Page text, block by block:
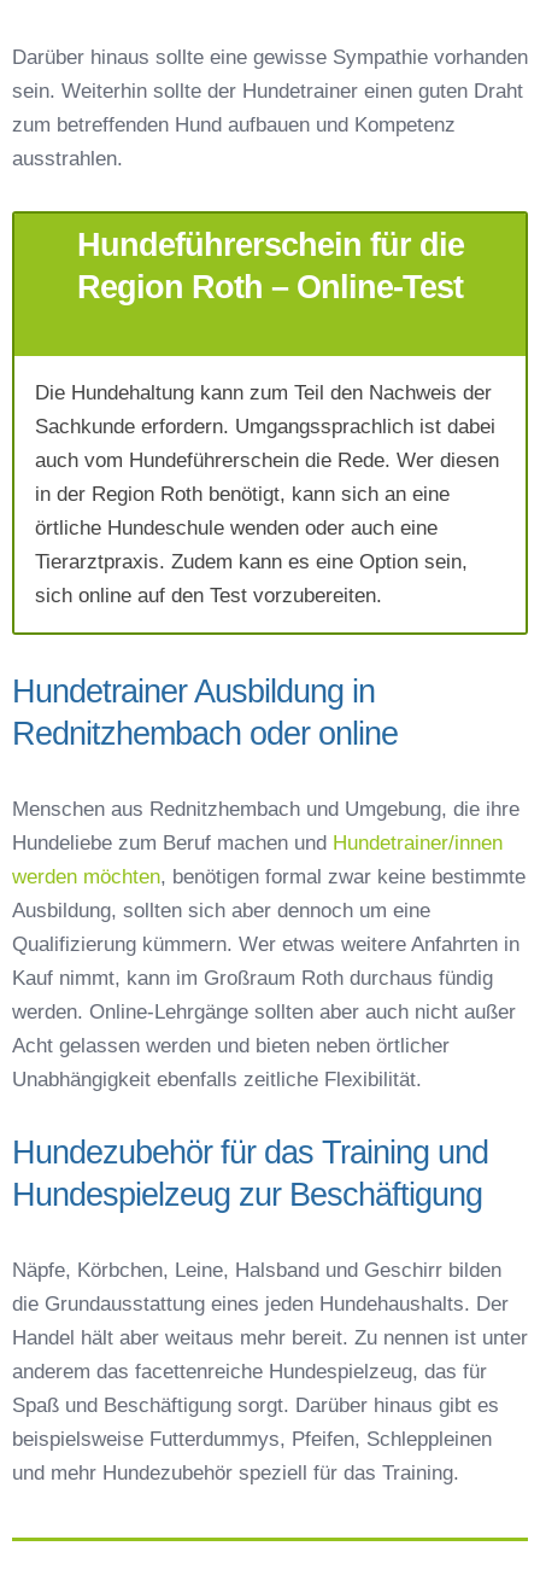
Telefonnummer*
Mit Absenden der Daten akzeptiere ich die
AGB`s.
Absenden
Darüber hinaus sollte eine gewisse Sympathie vorhanden
sein. Weiterhin sollte der Hundetrainer einen guten Draht
zum betreffenden Hund aufbauen und Kompetenz
ausstrahlen.
Hundeführerschein für die
Region Roth – Online-Test
Die Hundehaltung kann zum Teil den Nachweis der
Sachkunde erfordern. Umgangssprachlich ist dabei
auch vom Hundeführerschein die Rede. Wer diesen
in der Region Roth benötigt, kann sich an eine
örtliche Hundeschule wenden oder auch eine
Tierarztpraxis. Zudem kann es eine Option sein,
sich online auf den Test vorzubereiten.
Hundetrainer Ausbildung in
Rednitzhembach oder online
Menschen aus Rednitzhembach und Umgebung, die ihre
Hundeliebe zum Beruf machen und Hundetrainer/innen
werden möchten, benötigen formal zwar keine bestimmte
Ausbildung, sollten sich aber dennoch um eine
Qualifizierung kümmern. Wer etwas weitere Anfahrten in
Kauf nimmt, kann im Großraum Roth durchaus fündig
werden. Online-Lehrgänge sollten aber auch nicht außer
Acht gelassen werden und bieten neben örtlicher
Unabhängigkeit ebenfalls zeitliche Flexibilität.
Hundezubehör für das Training und
Hundespielzeug zur Beschäftigung
Näpfe, Körbchen, Leine, Halsband und Geschirr bilden
die Grundausstattung eines jeden Hundehaushalts. Der
Handel hält aber weitaus mehr bereit. Zu nennen ist unter
anderem das facettenreiche Hundespielzeug, das für
Spaß und Beschäftigung sorgt. Darüber hinaus gibt es
beispielsweise Futterdummys, Pfeifen, Schleppleinen
und mehr Hundezubehör speziell für das Training.